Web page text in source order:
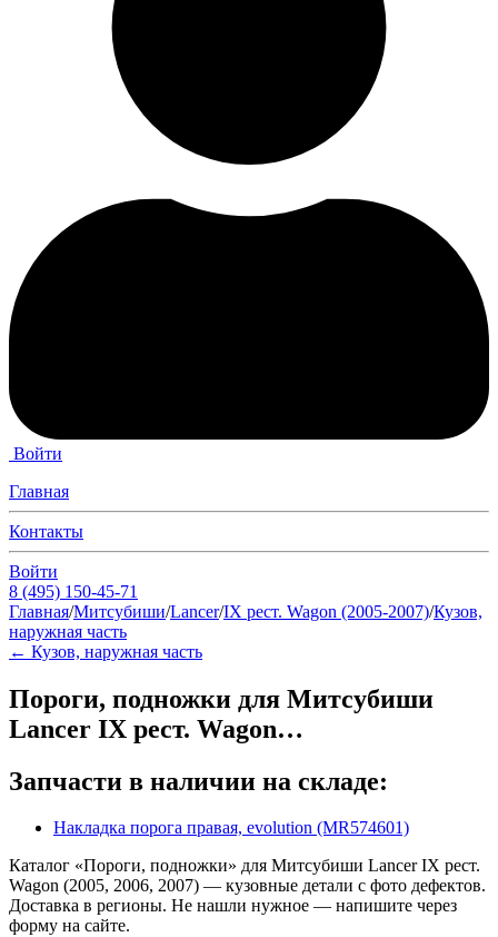
Войти
Главная
Контакты
Войти
8 (495) 150-45-71
Главная/Митсубиши/Lancer/IX рест. Wagon (2005-2007)/Кузов,
наружная часть
← Кузов, наружная часть
Пороги, подножки для Митсубиши
Lancer IX рест. Wagon…
Запчасти в наличии на складе:
Накладка порога правая, evolution (MR574601)
Каталог «Пороги, подножки» для Митсубиши Lancer IX рест.
Wagon (2005, 2006, 2007) — кузовные детали с фото дефектов.
Доставка в регионы. Не нашли нужное — напишите через
форму на сайте.